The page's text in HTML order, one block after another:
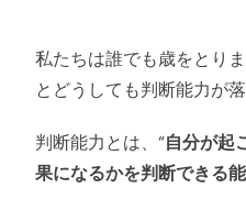
私たちは誰でも歳をとり
とどうしても判断能力が
判断能力とは、“自分が起
果になるかを判断できる